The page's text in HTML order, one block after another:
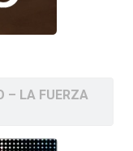
– LA FUERZA